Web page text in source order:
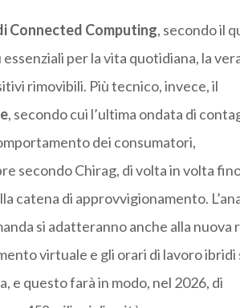
Connected Computing, secondo il
per la vita quotidiana, la
rimovibili. Più tecnico, invece, il
, secondo cui l’ultima ondata di
dei consumatori,
secondo Chirag, di volta in volta
catena di approvvigionamento.
si adatteranno anche alla nuova
virtuale e gli orari di lavoro ibridi
e questo farà in modo, nel 2026, di